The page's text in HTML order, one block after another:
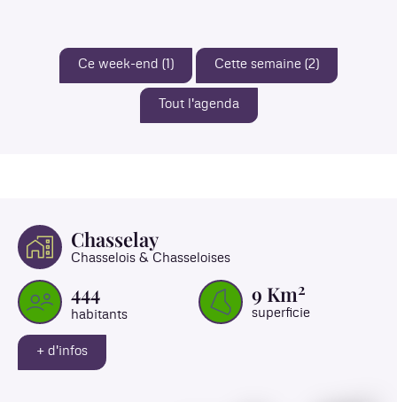
Ce week-end (1) Cette semaine (2)
Tout l'agenda
Chasselay
Chasselois & Chasseloises
444
habitants
9 Km2
superficie
+ d'infos